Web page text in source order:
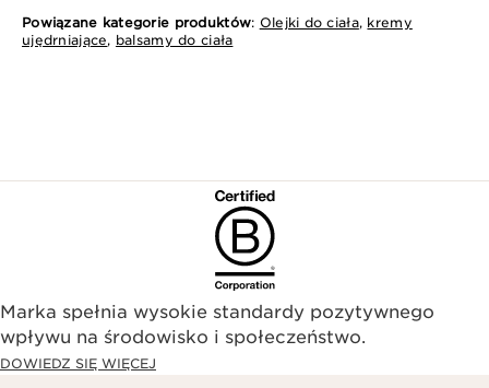
Powiązane kategorie produktów: Olejki do ciała, kremy
ujędrniające, balsamy do ciała
Marka spełnia wysokie standardy pozytywnego
wpływu na środowisko i społeczeństwo.​
DOWIEDZ SIĘ WIĘCEJ